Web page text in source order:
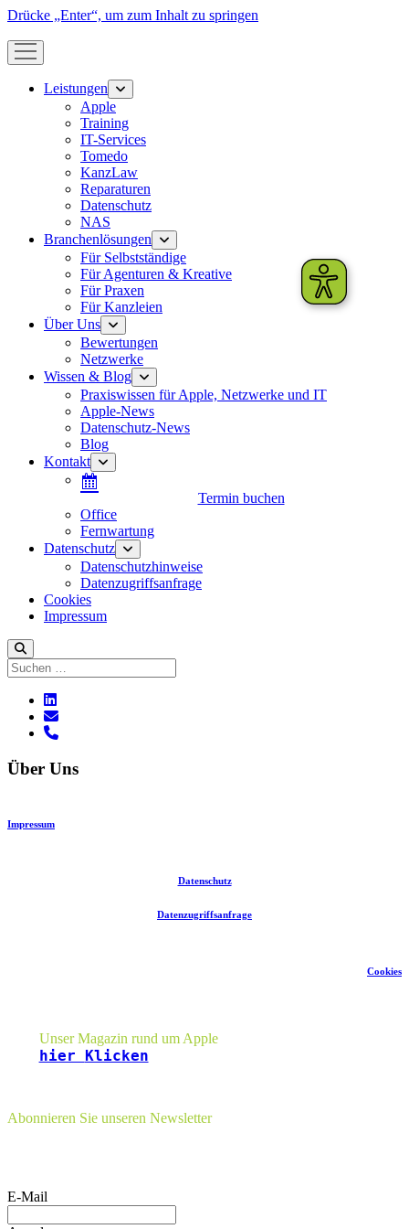
Drücke „Enter“, um zum Inhalt zu springen
Menü
öffnen
Leistungen
Menü
öffnen
Apple
Training
IT-Services
Tomedo
KanzLaw
Reparaturen
Datenschutz
NAS
Branchenlösungen
Menü
öffnen
Für Selbstständige
Für Agenturen & Kreative
Für Praxen
Für Kanzleien
Über Uns Menü
öffnen
Bewertungen
Netzwerke
Wissen & Blog Menü
öffnen
Praxiswissen für Apple, Netzwerke und IT
Apple-News
Datenschutz-News
Blog
Kontakt Menü
öffnen
Termin buchen
Office
Fernwartung
Datenschutz Menü
öffnen
Datenschutzhinweise
Datenzugriffsanfrage
Cookies
Impressum
Suchen
linkedin
E-
Mail
phone
Über Uns
Impressum
Datenschutz
Datenzugriffsanfrage
Cookies
Unser Magazin rund um Apple
hier Klicken
Abonnieren Sie unseren Newsletter
E-Mail